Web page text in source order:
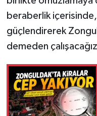
beraberlik
güçlendirerek
demeden